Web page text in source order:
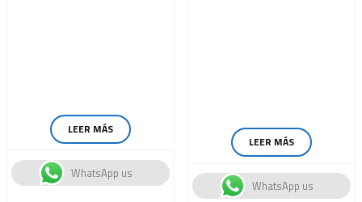
LEER MÁS
WhatsApp us
LEER MÁS
WhatsApp us